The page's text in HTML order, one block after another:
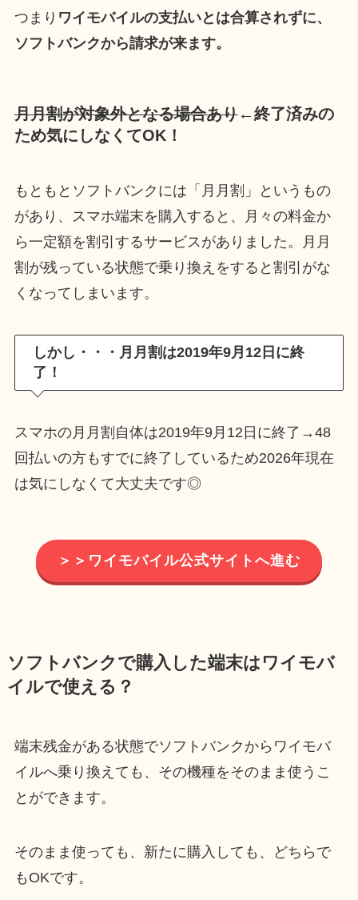
つまり ワイモバイルの支払いとは合算されずに、
ソフトバンクから請求が来ます。
月月割が対象外となる場合あり←終了済みの
ため気にしなくてOK！
もともとソフトバンクには「月月割」というもの
があり、スマホ端末を購入すると、月々の料金か
ら一定額を割引するサービスがありました。月月
割が残っている状態で乗り換えをすると割引がな
くなってしまいます。
しかし・・・月月割は2019年9月12日に終
了！
スマホの月月割自体は2019年9月12日に終了→48
回払いの方もすでに終了しているため2026年現在
は気にしなくて大丈夫です◎
＞＞ワイモバイル公式サイトへ進む
ソフトバンクで購入した端末はワイモバ
イルで使える？
端末残金がある状態でソフトバンクからワイモバ
イルへ乗り換えても、その機種をそのまま使うこ
とができます。
そのまま使っても、新たに購入しても、どちらで
もOKです。